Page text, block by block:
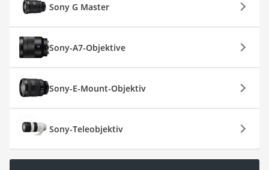
Sony G Master
Sony-A7-Objektive
Sony-E-Mount-Objektiv
Sony-Teleobjektiv